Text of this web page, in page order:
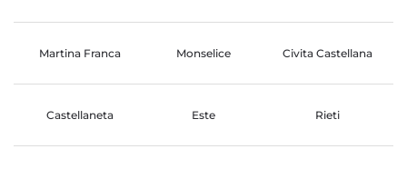
Martina Franca Monselice Civita Castellana
Castellaneta Este Rieti